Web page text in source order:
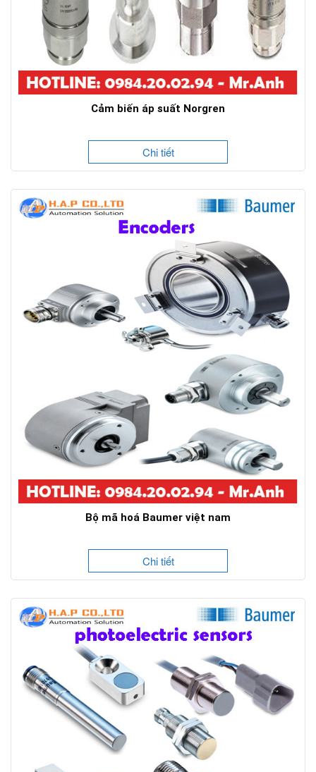
Cảm biến áp suất Norgren
Chi tiết
Bộ mã hoá Baumer việt nam
Chi tiết